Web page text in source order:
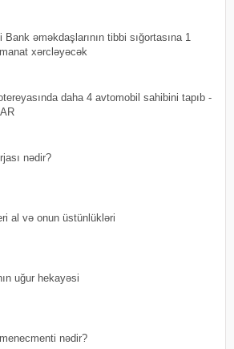
Bank əməkdaşlarının tibbi sığortasına 1
xərcləyəcək
daha 4 avtomobil sahibini tapıb -
nədir?
al və onun üstünlükləri
uğur hekayəsi
nədir?